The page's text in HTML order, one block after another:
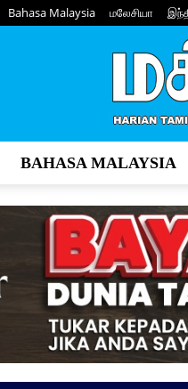
Bahasa Malaysia மலேசியா
BAHASA MALAYSIA